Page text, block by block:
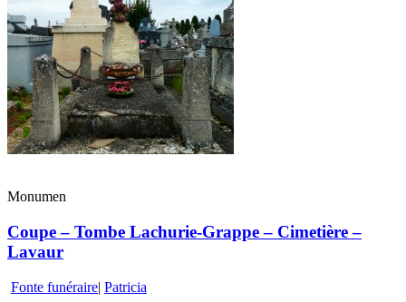
Monumen
Coupe – Tombe Lachurie-Grappe – Cimetière –
Lavaur
Fonte funéraire| Patricia